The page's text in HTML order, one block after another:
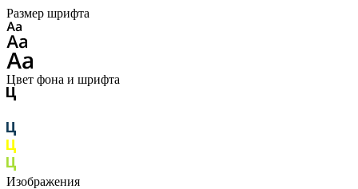
Размер шрифта
Цвет фона и шрифта
Изображения